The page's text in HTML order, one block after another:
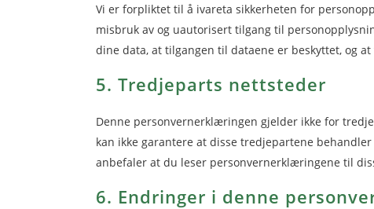
Vi er forpliktet til å ivareta sikkerheten for
misbruk av og uautorisert tilgang til
dine data, at tilgangen til dataene er beskyttet, og
5. Tredjeparts nettsteder
Denne personvernerklæringen gjelder ikke for
kan ikke garantere at disse tredjepartene
anbefaler at du leser personvernerklæringene til
6. Endringer i denne